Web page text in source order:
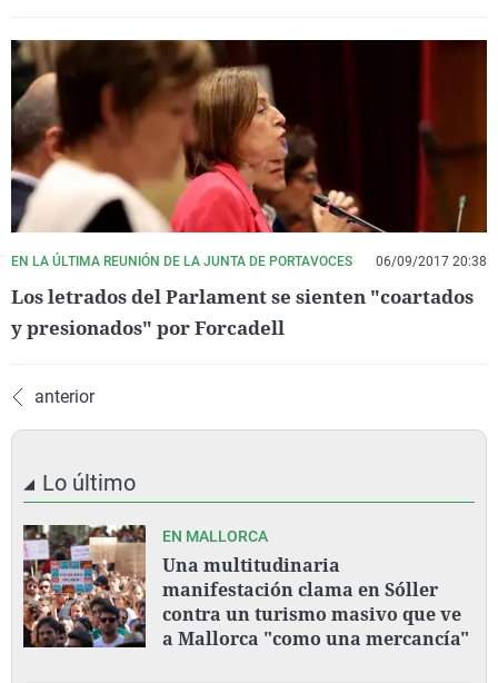
EN LA ÚLTIMA REUNIÓN DE LA JUNTA DE PORTAVOCES 06/09/2017 20:38
Los letrados del Parlament se sienten "coartados
y presionados" por Forcadell
anterior
Lo último
EN MALLORCA
Una multitudinaria
manifestación clama en Sóller
contra un turismo masivo que ve
a Mallorca "como una mercancía"